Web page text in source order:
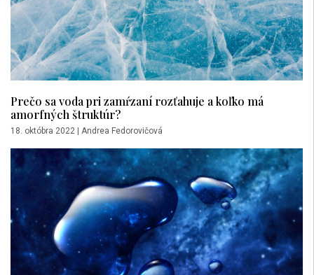
Prečo sa voda pri zamŕzaní rozťahuje a koľko má
amorfných štruktúr?
18. októbra 2022 | Andrea Fedorovičová